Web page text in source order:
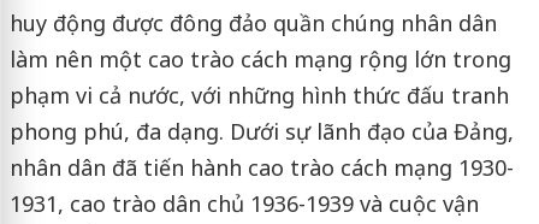
huy động được đông đảo quần chúng nhân dân
làm nên một cao trào cách mạng rộng lớn trong
phạm vi cả nước, với những hình thức đấu tranh
phong phú, đa dạng. Dưới sự lãnh đạo của Đảng,
nhân dân đã tiến hành cao trào cách mạng 1930-
1931, cao trào dân chủ 1936-1939 và cuộc vận